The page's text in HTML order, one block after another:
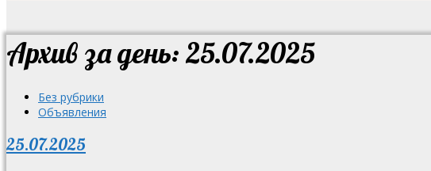
Архив за день: 25.07.2025
Без рубрики
Объявления
25.07.2025